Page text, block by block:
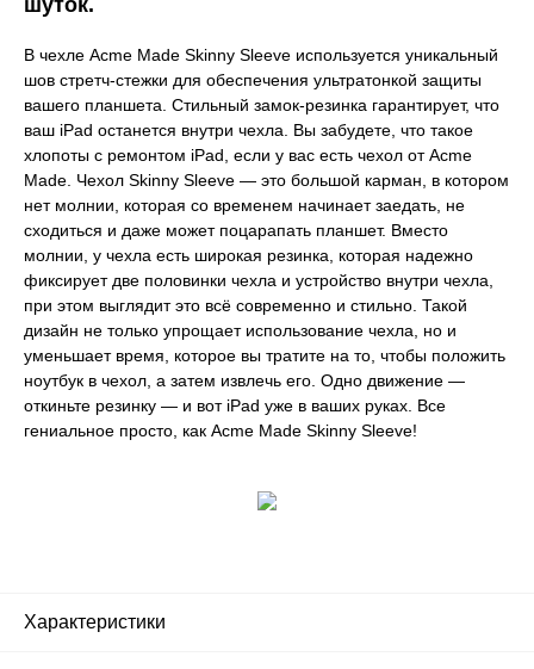
В чехле Acme Made Skinny Sleeve используется уникальный
шов стретч-стежки для обеспечения ультратонкой защиты
вашего планшета. Стильный замок-резинка гарантирует, что
ваш iPad останется внутри чехла. Вы забудете, что такое
хлопоты с ремонтом iPad, если у вас есть чехол от Acme
Made. Чехол Skinny Sleeve — это большой карман, в котором
нет молнии, которая со временем начинает заедать, не
сходиться и даже может поцарапать планшет. Вместо
молнии, у чехла есть широкая резинка, которая надежно
фиксирует две половинки чехла и устройство внутри чехла,
при этом выглядит это всё современно и стильно. Такой
дизайн не только упрощает использование чехла, но и
уменьшает время, которое вы тратите на то, чтобы положить
ноутбук в чехол, а затем извлечь его. Одно движение —
откиньте резинку — и вот iPad уже в ваших руках. Все
гениальное просто, как Acme Made Skinny Sleeve!
Характеристики